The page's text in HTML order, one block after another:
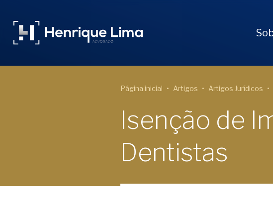
Página inicial Artigos Artigos Jurídicos
Isenção de
Dentistas